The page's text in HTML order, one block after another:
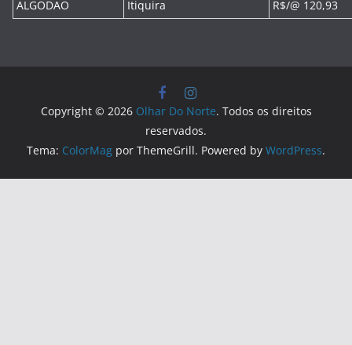
ALGODÃO
Itiquira R$/@ 120,93
Copyright © 2026 Olhar Do Norte. Todos os direitos
reservados.
Tema: ColorMag por ThemeGrill. Powered by WordPress.